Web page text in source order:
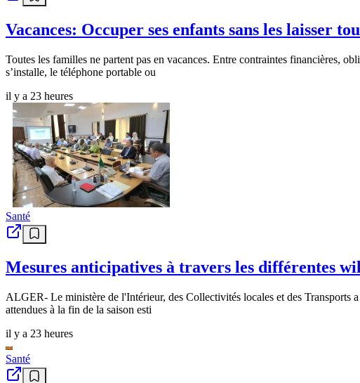
Vacances: Occuper ses enfants sans les laisser
Toutes les familles ne partent pas en vacances. Entre contraintes financières,
s’installe, le téléphone portable ou
il y a 23 heures
Santé
Mesures anticipatives à travers les différentes
ALGER- Le ministère de l'Intérieur, des Collectivités locales et des Transports
attendues à la fin de la saison esti
il y a 23 heures